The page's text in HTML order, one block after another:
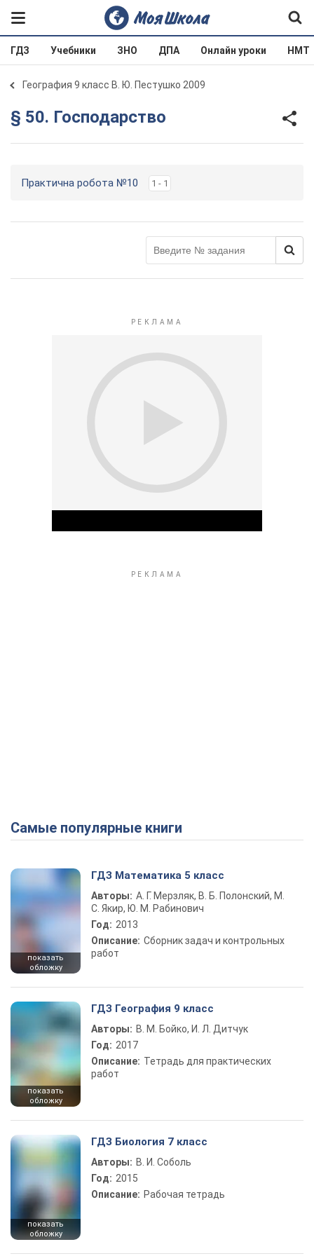
ГДЗ Учебники ЗНО ДПА Онлайн уроки НМТ
География 9 класс В. Ю. Пестушко 2009
§ 50. Господарство
Практична робота №10 1 - 1
Самые популярные книги
показать
обложку
ГДЗ Математика 5 класс
Авторы: А. Г. Мерзляк, В. Б. Полонский, М.
С. Якир, Ю. М. Рабинович
Год: 2013
Описание: Сборник задач и контрольных
работ
показать
обложку
ГДЗ География 9 класс
Авторы: В. М. Бойко, И. Л. Дитчук
Год: 2017
Описание: Тетрадь для практических
работ
показать
обложку
ГДЗ Биология 7 класс
Авторы: В. И. Соболь
Год: 2015
Описание: Рабочая тетрадь